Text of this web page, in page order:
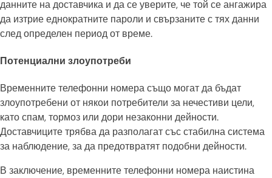
данните на доставчика и да се уверите, че той се ангажира
да изтрие еднократните пароли и свързаните с тях данни
след определен период от време.
Потенциални злоупотреби
Временните телефонни номера също могат да бъдат
злоупотребени от някои потребители за нечестиви цели,
като спам, тормоз или дори незаконни дейности.
Доставчиците трябва да разполагат със стабилна система
за наблюдение, за да предотвратят подобни дейности.
В заключение, временните телефонни номера наистина